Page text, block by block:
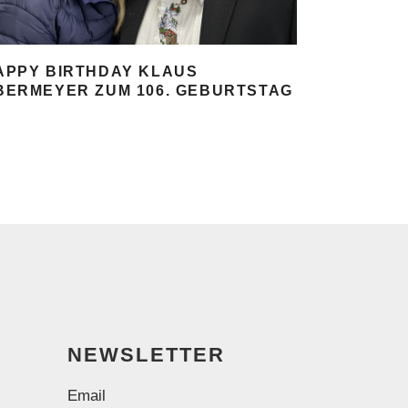
BIRTHDAY KLAUS
ZUM 106. GEBURTSTAG
NEWSLETTER
Email